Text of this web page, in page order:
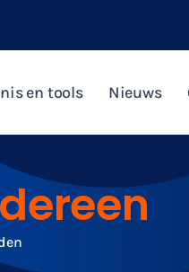
en tools Nieuws